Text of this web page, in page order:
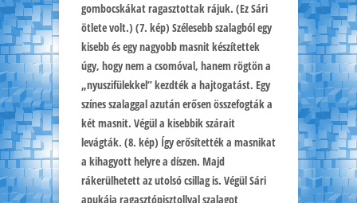
gombocskákat ragasztottak rájuk. (Ez Sári
ötlete volt.) (7. kép) Szélesebb szalagból egy
kisebb és egy nagyobb masnit készítettek
úgy, hogy nem a csomóval, hanem rögtön a
„nyuszifülekkel” kezdték a hajtogatást. Egy
színes szalaggal azután erősen összefogták a
két masnit. Végül a kisebbik szárait
levágták. (8. kép) Így erősítették a masnikat
a kihagyott helyre a díszen. Majd
rákerülhetett az utolsó csillag is. Végül Sári
apukája ragasztópisztollyal szalagot